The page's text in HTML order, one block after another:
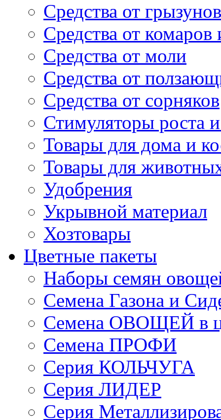
Средства от грызунов
Средства от
Средства от моли
Средства от
Средства от сорняков
Стимуляторы роста и
Товары для дома и
Товары для
Удобрения
Укрывной материал
Хозтовары
Цветные пакеты
Наборы семян
Семена Газона и
Семена ОВОЩЕЙ в
Семена ПРОФИ
Серия КОЛЬЧУГА
Серия ЛИДЕР
Серия